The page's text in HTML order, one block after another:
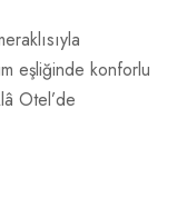
eşliğinde konforlu
Otel’de